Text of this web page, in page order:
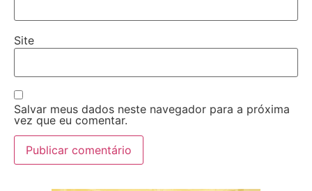
Site
Salvar meus dados neste navegador para a próxima
vez que eu comentar.